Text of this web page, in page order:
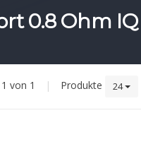
0.8 Ohm IQ
von 1 | Produkte 24